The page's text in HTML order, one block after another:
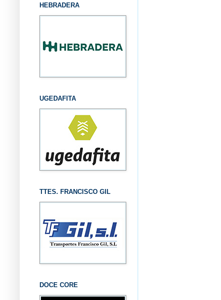
HEBRADERA
UGEDAFITA
TTES. FRANCISCO GIL
DOCE CORE